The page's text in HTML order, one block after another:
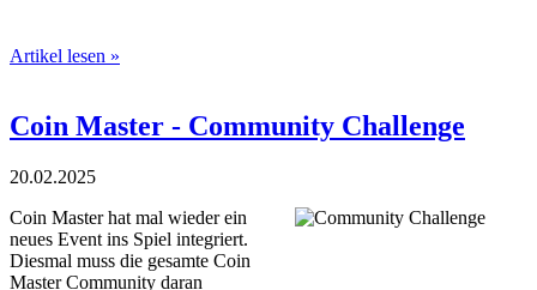
Artikel lesen »
Coin Master - Community Challenge
20.02.2025
Coin Master hat mal wieder ein
neues Event ins Spiel integriert.
Diesmal muss die gesamte Coin
Master Community daran